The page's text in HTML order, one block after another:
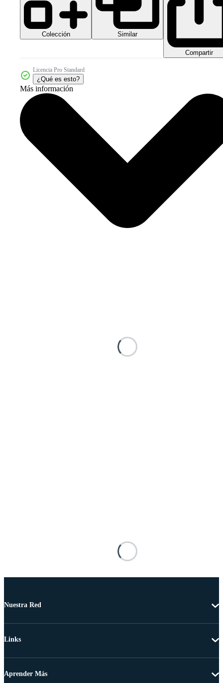
Colección Similar
Compartir
Licencia Pro Standard
¿Qué es esto?
Más información
Nuestra Red
Links
Aprender Más